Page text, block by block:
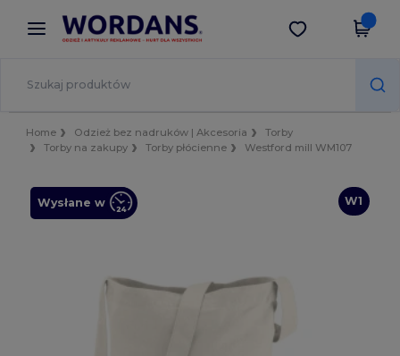
× Aplikacja Wordans
Lepsze ceny w aplikacji!
Pobierz app
Home Odzież bez nadruków | Akcesoria
Torby
Torby na zakupy
Torby płócienne Westford mill WM107
W1
Wysłane w